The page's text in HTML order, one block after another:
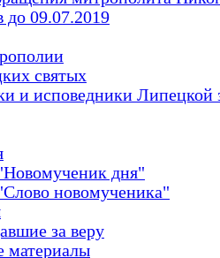
до 09.07.2019
святых
и исповедники Липецкой
дня"
новомученика"
за веру
материалы